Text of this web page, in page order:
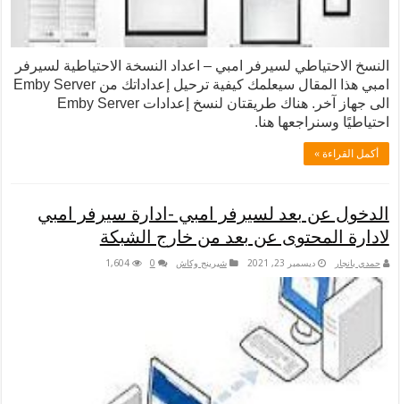
لسيرفر امبي – اعداد النسخة الاحتياطية لسيرفر
امبي هذا المقال سيعلمك كيفية ترحيل إعداداتك من Emby Server
الى جهاز آخر. هناك طريقتان لنسخ إعدادات Emby Server
هنا.
بعد لسيرفر امبي -ادارة سيرفر امبي
عن بعد من خارج الشبكة
ديسمبر 23, 2021 شيرينج وكاش 0
1,604